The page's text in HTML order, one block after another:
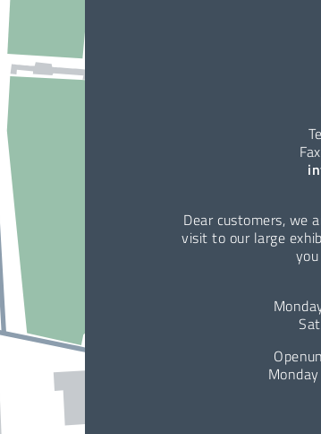
Dear customers, we
visit to our large